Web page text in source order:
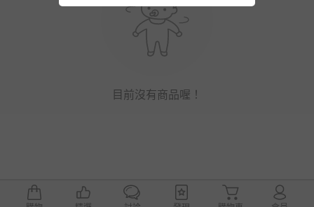
目前沒有商品喔！